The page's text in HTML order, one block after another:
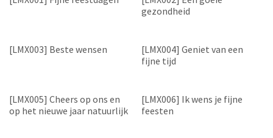
gezondheid
[LMX003] Beste wensen
[LMX004] Geniet van een
fijne tijd
[LMX005] Cheers op ons en
op het nieuwe jaar natuurlijk
[LMX006] Ik wens je fijne
feesten